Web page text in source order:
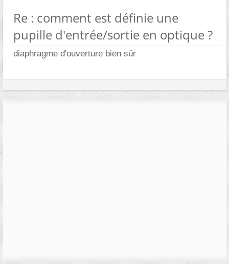
Re : comment est définie une
pupille d'entrée/sortie en optique ?
diaphragme d'ouverture bien sûr